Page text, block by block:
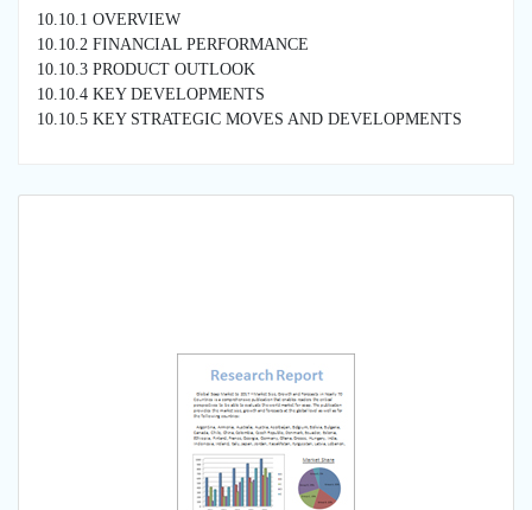
10.10.1 OVERVIEW
10.10.2 FINANCIAL PERFORMANCE
10.10.3 PRODUCT OUTLOOK
10.10.4 KEY DEVELOPMENTS
10.10.5 KEY STRATEGIC MOVES AND DEVELOPMENTS